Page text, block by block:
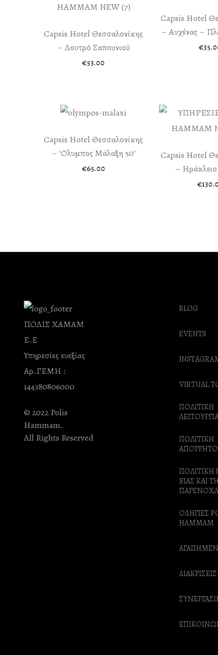
Capsis Hotel Θεσσαλονίκης
– Λουτρό Σαπουνιού
€53.00
Capsis Hotel
– Αυχένας –
€
Capsis Hotel Θεσσαλονίκης
– ‘Ολυμπος Μάλαξη 50’
€65.00
Capsis Hotel
–
€
ΠΟΛΙΣ ΧΑΜΑΜ
Ε.Ε
Υπηρεσίες ευεξίας
Αρ.ΓΕΜΗ :
144380806000
© 2022 Polis
Hammam.
All Rights Reserved
BLOG
EVENTS
VIRTUAL
ΠΟΛΙΤΙΚΗ
ΠΟΛΙΤΙΚΗ
ΠΟΛΙΤΙΚΗ
ΒΙΑΣ ΚΑΙ
ΟΔΗΓΙΕΣ
HAMMAM
ΔΙΑΚΡΙΣΕΙΣ